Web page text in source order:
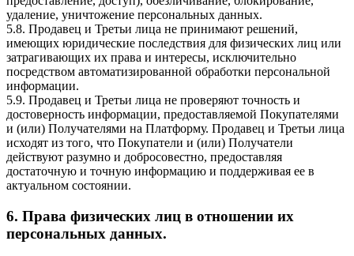
удаление, уничтожение персональных данных.
5.8. Продавец и Третьи лица не принимают решений,
имеющих юридические последствия для физических лиц или
затрагивающих их права и интересы, исключительно
посредством автоматизированной обработки персональной
информации.
5.9. Продавец и Третьи лица не проверяют точность и
достоверность информации, предоставляемой Покупателями
и (или) Получателями на Платформу. Продавец и Третьи лица
исходят из того, что Покупатели и (или) Получатели
действуют разумно и добросовестно, предоставляя
достаточную и точную информацию и поддерживая ее в
актуальном состоянии.
6. Права физических лиц в отношении их
персональных данных.